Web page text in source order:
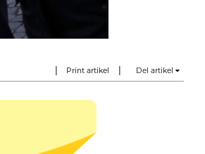
Print artikel Del artikel